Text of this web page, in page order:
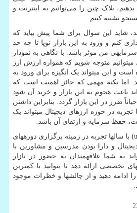
بلاک چین را می‌توانیم به اینترنت و
تشبیه کنیم.
شاید این سوال برای شما پیش بیاید که
کنم و ورود به این بازار نوپا تا چه حد
من موثر باشد. با نگاهی به نمودار
متوجه شویم که همواره ارزش ارز
است و این می­تواند یک انگیزه برای ورود به
اما نکته مهمی ­که حائز اهمیت است که
باعث هجوم به این بازار و خرید آن شود
ضرر در این بازار گردد. بنابراین داشتن
در حوزه ارزهای دیجیتال می­تواند یک
حفظ سرمایه و ارتقای آن باشد.
) با سال­ها تجربه در زمینه برگزاری دوره­های
و دارا بودن مدرسین و مشاورین با
به شما علاقه­مندان به حضور در بازار
تخصصی ارائه دهد تا بتوانید با کم­ترین
ادامه دهید و از چالش­ها و خظرات موجود